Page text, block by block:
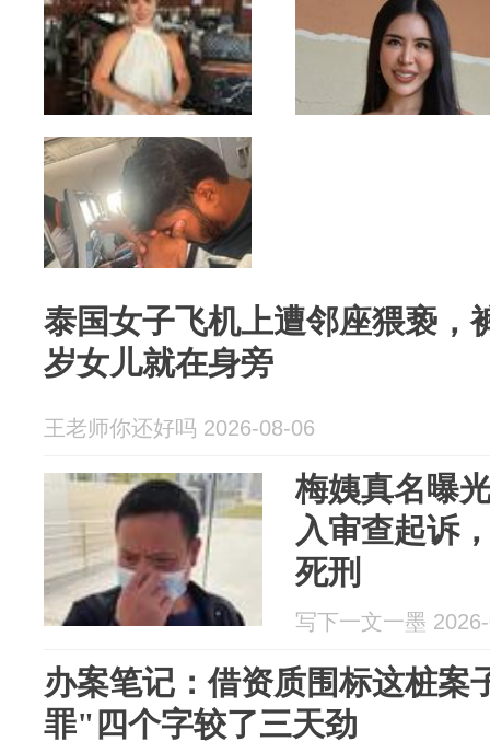
泰国女子飞机上遭邻座猥亵，
岁女儿就在身旁
王老师你还好吗 2026-08-06
梅姨真名曝
入审查起诉
死刑
写下一文一墨
办案笔记：借资质围标这桩案
罪"四个字较了三天劲